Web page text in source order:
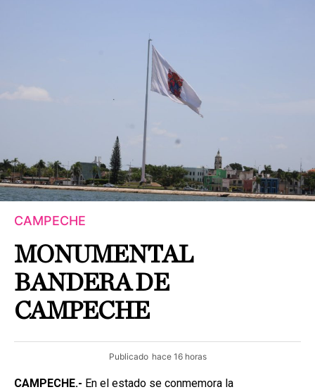
CAMPECHE
MONUMENTAL
BANDERA DE
CAMPECHE
Publicado hace 16 horas
CAMPECHE.- En el estado se conmemora la